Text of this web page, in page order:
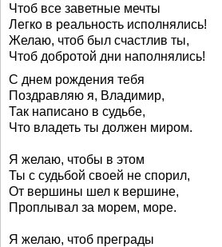
Чтоб все заветные мечты
Легко в реальность исполнялись!
Желаю, чтоб был счастлив ты,
Чтоб добротой дни наполнялись!
С днем рождения тебя
Поздравляю я, Владимир,
Так написано в судьбе,
Что владеть ты должен миром.
Я желаю, чтобы в этом
Ты с судьбой своей не спорил,
От вершины шел к вершине,
Проплывал за морем, море.
Я желаю, чтоб преграды